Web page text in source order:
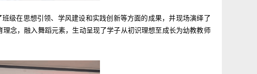
级在思想引领、学风建设和实践创新等方面的成果，并现场演绎了
念，融入舞蹈元素，生动呈现了学子从初识理想至成长为幼教教师